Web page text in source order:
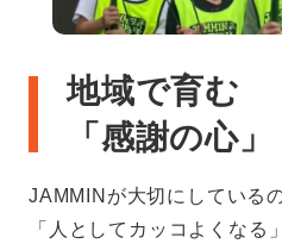
地域で育む
「感謝の心」
JAMMINが大切にしている
「人としてカッコよくなる